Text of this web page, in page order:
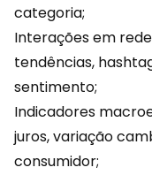
categoria;
Interações em
tendências,
sentimento;
Indicadores
juros, variação
consumidor;